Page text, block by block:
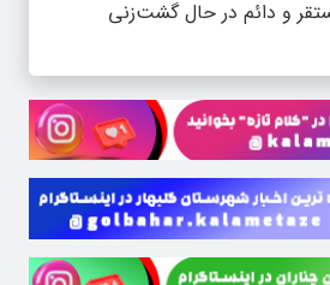
و دائم در حال گشت‌زنی